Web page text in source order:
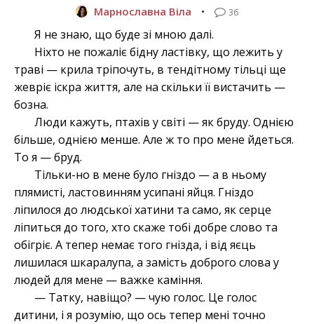
Марнославна Віла • 36
Я не знаю, що буде зі мною далі.
Ніхто не пожаліє бідну ластівку, що лежить у
траві — крила тріпочуть, в тендітному тільці ще
жевріє іскра життя, але на скільки її вистачить —
бозна.
Люди кажуть, птахів у світі — як бруду. Однією
більше, однією менше. Але ж то про мене йдеться.
То я — бруд.
Тільки-но в мене було гніздо — а в ньому
плямисті, ластовинням усипані яйця. Гніздо
ліпилося до людської хатини та само, як серце
ліпиться до того, хто скаже тобі добре слово та
обігріє. А тепер немає того гнізда, і від яєць
лишилася шкаралупа, а замість доброго слова у
людей для мене — важке каміння.
— Татку, навіщо? — чую голос. Це голос
дитини, і я розумію, що ось тепер мені точно